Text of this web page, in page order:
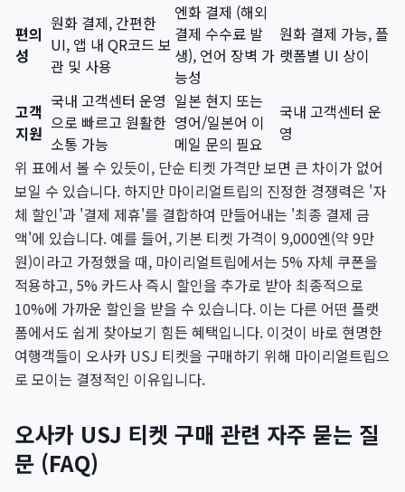
편의
성
원화 결제, 간편한
UI, 앱 내 QR코드 보
관 및 사용
엔화 결제 (해외
결제 수수료 발
생), 언어 장벽 가
능성
원화 결제 가능, 플
랫폼별 UI 상이
고객
지원
국내 고객센터 운영
으로 빠르고 원활한
소통 가능
일본 현지 또는
영어/일본어 이
메일 문의 필요
국내 고객센터 운
영
위 표에서 볼 수 있듯이, 단순 티켓 가격만 보면 큰 차이가 없어
보일 수 있습니다. 하지만 마이리얼트립의 진정한 경쟁력은 '자
체 할인'과 '결제 제휴'를 결합하여 만들어내는 '최종 결제 금
액'에 있습니다. 예를 들어, 기본 티켓 가격이 9,000엔(약 9만
원)이라고 가정했을 때, 마이리얼트립에서는 5% 자체 쿠폰을
적용하고, 5% 카드사 즉시 할인을 추가로 받아 최종적으로
10%에 가까운 할인을 받을 수 있습니다. 이는 다른 어떤 플랫
폼에서도 쉽게 찾아보기 힘든 혜택입니다. 이것이 바로 현명한
여행객들이 오사카 USJ 티켓을 구매하기 위해 마이리얼트립으
로 모이는 결정적인 이유입니다.
오사카 USJ 티켓 구매 관련 자주 묻는 질
문 (FAQ)